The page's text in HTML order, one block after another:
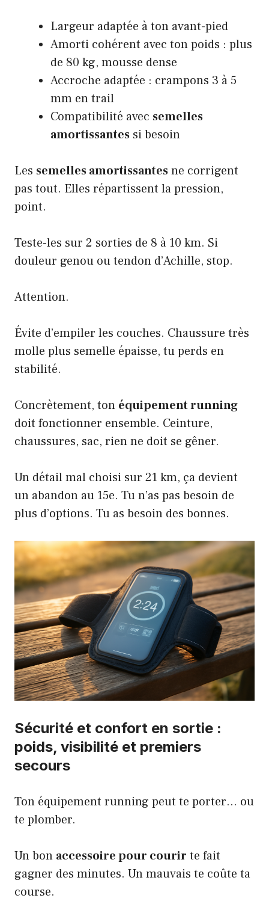
Largeur adaptée à ton avant-pied
Amorti cohérent avec ton poids : plus
de 80 kg, mousse dense
Accroche adaptée : crampons 3 à 5
mm en trail
Compatibilité avec semelles
amortissantes si besoin
Les semelles amortissantesne corrigent
pas tout. Elles répartissent la pression,
point.
Teste-les sur 2 sorties de 8 à 10 km. Si
douleur genou ou tendon d’Achille, stop.
Attention.
Évite d’empiler les couches. Chaussure très
molle plus semelle épaisse, tu perds en
stabilité.
Concrètement, ton équipement running
doit fonctionner ensemble. Ceinture,
chaussures, sac, rien ne doit se gêner.
Un détail mal choisi sur 21 km, ça devient
un abandon au 15e. Tu n’as pas besoin de
plus d’options. Tu as besoin des bonnes.
Sécurité et confort en sortie :
poids, visibilité et premiers
secours
Ton équipement running peut te porter… ou
te plomber.
Un bon accessoire pour courir te fait
gagner des minutes. Un mauvais te coûte ta
course.